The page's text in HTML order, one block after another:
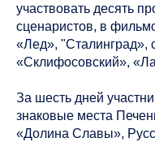
участвовать десять
сценаристов, в
«Лед», "Сталинград»,
«Склифосовский»,
За шесть дней
знаковые места
«Долина Славы»,